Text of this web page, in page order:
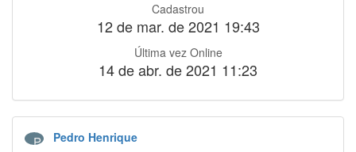
Cadastrou
12 de mar. de 2021 19:43
Última vez Online
14 de abr. de 2021 11:23
P
Pedro Henrique